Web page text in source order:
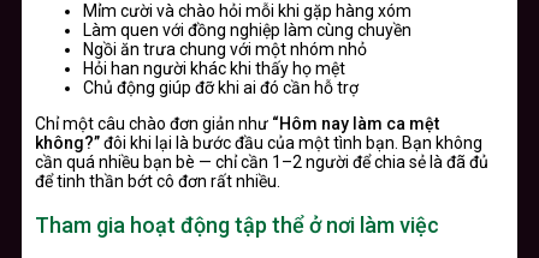
Mỉm cười và chào hỏi mỗi khi gặp hàng xóm
Làm quen với đồng nghiệp làm cùng chuyền
Ngồi ăn trưa chung với một nhóm nhỏ
Hỏi han người khác khi thấy họ mệt
Chủ động giúp đỡ khi ai đó cần hỗ trợ
Chỉ một câu chào đơn giản như “Hôm nay làm ca mệt
không?”đôi khi lại là bước đầu của một tình bạn. Bạn không
cần quá nhiều bạn bè — chỉ cần 1–2 người để chia sẻ là đã đủ
để tinh thần bớt cô đơn rất nhiều.
Tham gia hoạt động tập thể ở nơi làm việc